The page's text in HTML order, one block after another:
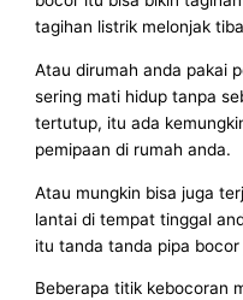
tagihan listrik melonjak
Atau dirumah anda pakai
sering mati hidup tanpa
tertutup, itu ada
pemipaan di rumah anda.
Atau mungkin bisa juga
lantai di tempat tinggal
itu tanda tanda pipa bocor
Beberapa titik kebocoran